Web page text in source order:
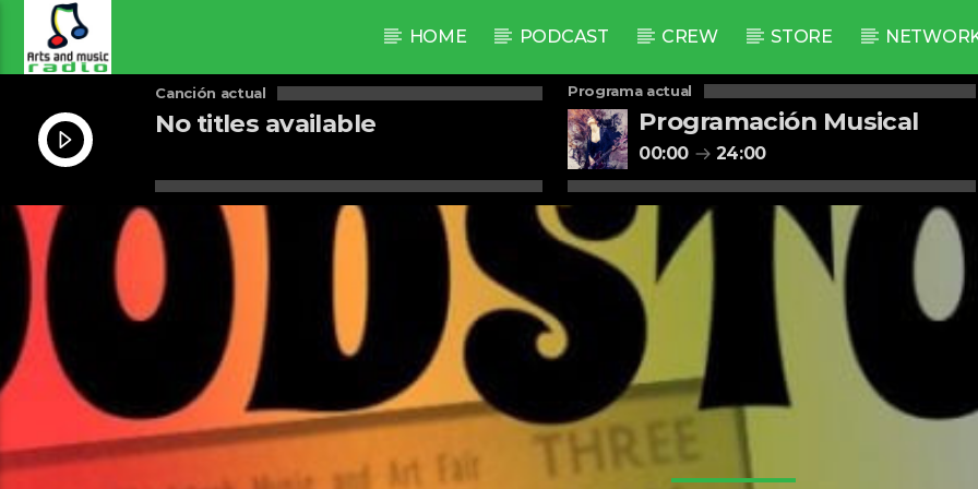
HOME PODCAST CREW STORE
Canción actual
No titles available
Programa actual
Programación Musical
00:00 24:00